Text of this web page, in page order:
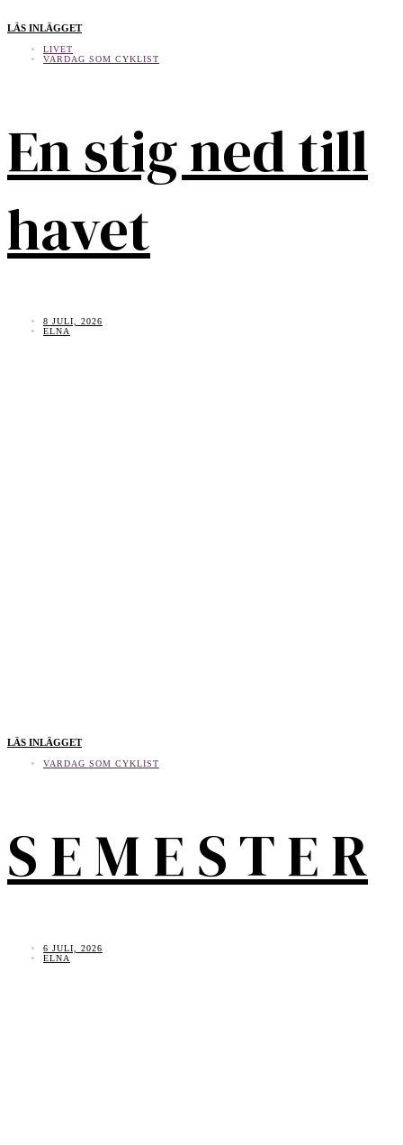
LÄS INLÄGGET
LIVET
VARDAG SOM CYKLIST
En stig ned till
havet
8 JULI, 2026
ELNA
LÄS INLÄGGET
VARDAG SOM CYKLIST
S E M E S T E R
6 JULI, 2026
ELNA